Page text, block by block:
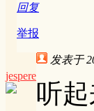
回复
举报
jespere
发表于
听